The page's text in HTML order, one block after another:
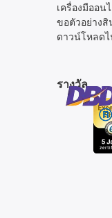
เครื่องมืออน
ขอตัวอย่าง
ดาวน์โหลดไ
รางวัล